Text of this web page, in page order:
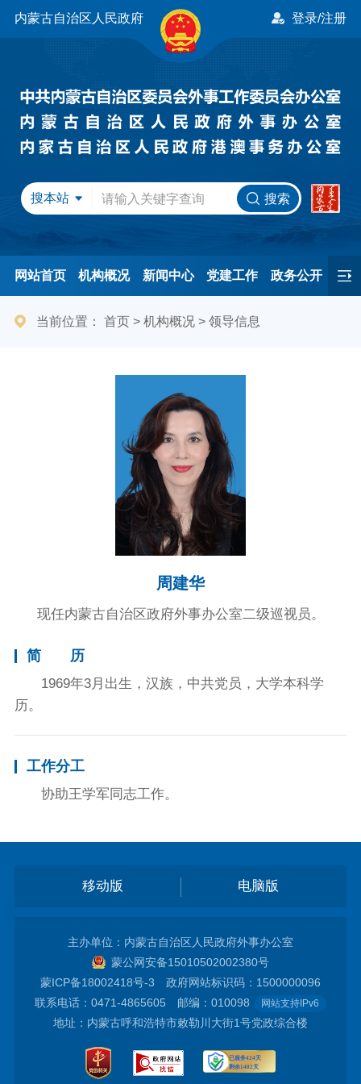
内蒙古自治区人民政府 登录/注册
搜本站 搜索
网站首页 机构概况 新闻中心 党建工作 政务公开
办事服务 民间友好 港澳事务 互动交流
当前位置： 首页> 机构概况> 领导信息
周建华
现任内蒙古自治区政府外事办公室二级巡视员。
简 历
1969年3月出生，汉族，中共党员，大学本科学
历。
工作分工
协助王学军同志工作。
移动版 电脑版
主办单位：内蒙古自治区人民政府外事办公室
蒙公网安备15010502002380号
蒙ICP备18002418号-3 政府网站标识码：1500000096
联系电话：0471-4865605 邮编：010098
网站支持IPv6
地址：内蒙古呼和浩特市敕勒川大街1号党政综合楼